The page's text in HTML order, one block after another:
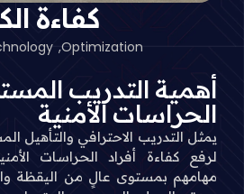
كفاءة
Optimization
,
أهمية التدريب
الحراسات الأمنية
يمثل التدريب الاحترافي والتأهيل
لرفع كفاءة أفراد الحراسات
مهامهم بمستوى عالٍ من اليقظة